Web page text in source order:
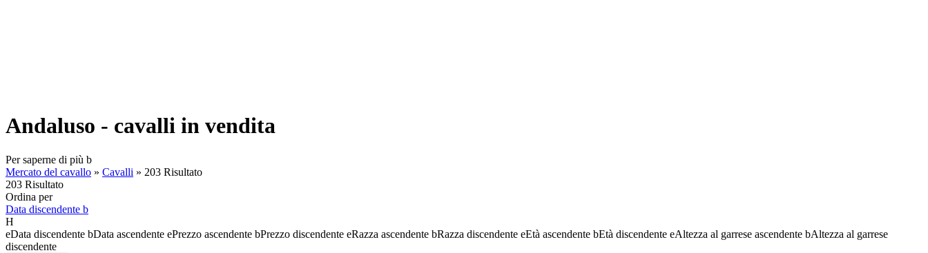
Andaluso - cavalli in vendita
Per saperne di più b
Mercato del cavallo » Cavalli » 203 Risultato
203 Risultato
Ordina per
Data discendente b
H
eData discendente bData ascendente ePrezzo ascendente bPrezzo discendente eRazza ascendente bRazza discendente eEtà ascendente bEtà discendente eAltezza al garrese ascendente bAltezza al garrese
discendente